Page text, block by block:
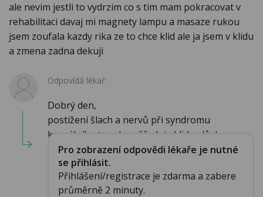
ale nevim jestli to vydrzim co s tim mam pokracovat v
rehabilitaci davaj mi magnety lampu a masaze rukou
jsem zoufala kazdy rika ze to chce klid ale ja jsem v klidu
a zmena zadna dekuji
Odpovídá lékař:
Dobrý den,
postižení šlach a nervů při syndromu
karpálního tunelu vyžřaduje klid a důsle...
Pro zobrazení odpovědi lékaře je nutné
se přihlásit.
Přihlášení/registrace je zdarma a zabere
průměrně 2 minuty.